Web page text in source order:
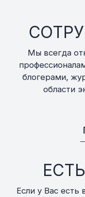
Мы всегда
блогерами,
области
Если у Вас есть